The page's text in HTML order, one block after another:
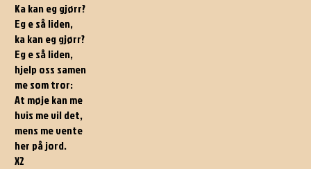
Ka kan eg gjørr?
Eg e så liden,
ka kan eg gjørr?
Eg e så liden,
hjelp oss samen
me som tror:
At møje kan me
hvis me vil det,
mens me vente
her på jord.
X2